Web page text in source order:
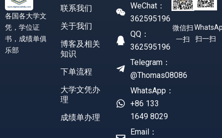
各国各大学文
凭，学位证
书，成绩单俱
乐部
联系我们
关于我们
博客及相关
知识
下单流程
大学文凭办
理
成绩单办理
WeChat：
362595196
QQ：
362595196
Telegram：
@Thomas08086
WhatsApp：
+86 133
1649 8029
Email：
微信扫
一扫
扫一扫